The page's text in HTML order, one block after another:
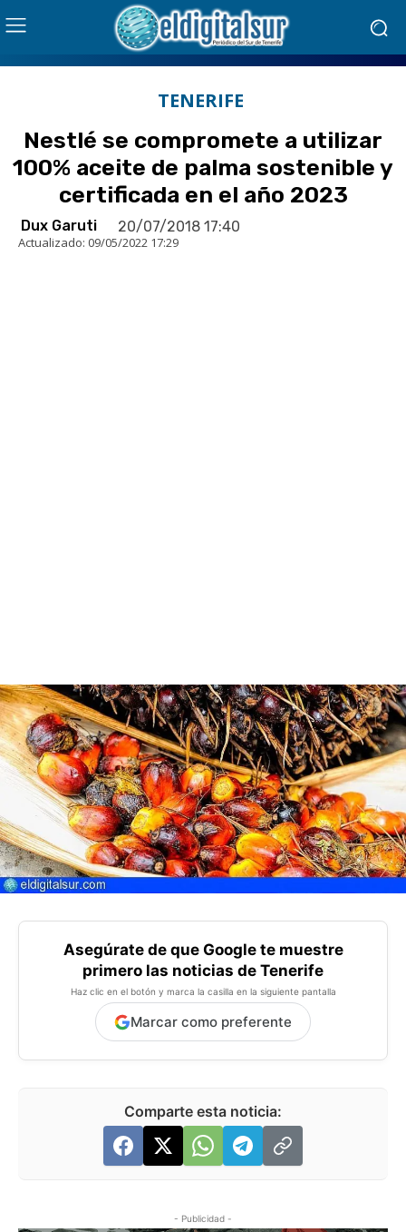
TENERIFE
Nestlé se compromete a utilizar
100% aceite de palma sostenible y
certificada en el año 2023
Dux Garuti 20/07/2018 17:40
Actualizado: 09/05/2022 17:29
Asegúrate de que Google te muestre
primero las noticias de Tenerife
Haz clic en el botón y marca la casilla en la siguiente pantalla
Marcar como preferente
Comparte esta noticia:
- Publicidad -